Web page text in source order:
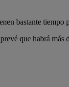
bastante tiempo
que habrá más